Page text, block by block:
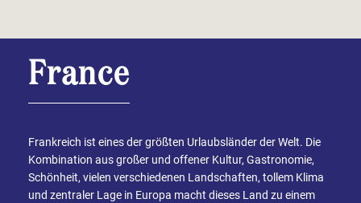
France
Frankreich ist eines der größten Urlaubsländer der Welt. Die
Kombination aus großer und offener Kultur, Gastronomie,
Schönheit, vielen verschiedenen Landschaften, tollem Klima
und zentraler Lage in Europa macht dieses Land zu einem